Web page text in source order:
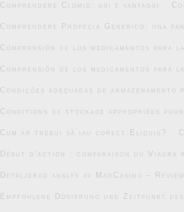
Comprendere Clomid: usi e vantaggi
Comprendere Propecia Generico: una
Comprensión de los medicamentos
Comprensión de los medicamentos
Condições adequadas de
Conditions de stockage appropriées
Cum ar trebui să iau corect Eliquis?
Début d’action : comparaison du Viagra
Detaljerad analys av MadCasino –
Empfohlene Dosierung und Zeitpunkt